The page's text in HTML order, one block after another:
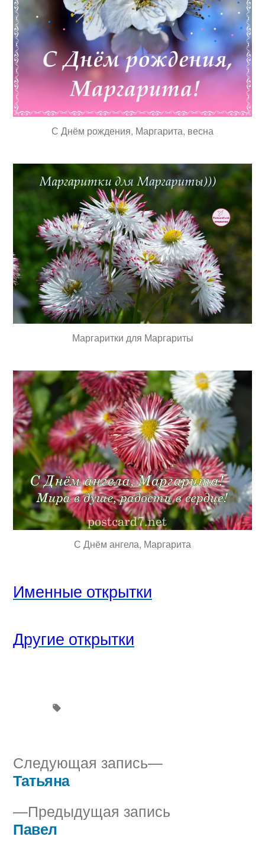
С Днём рождения, Маргарита, весна
Маргаритки для Маргариты
С Днём ангела, Маргарита
Именные открытки
Другие открытки
Навигация
по
записям
Предыдущая запись
Павел
Следующая запись
Следующая
Татьяна